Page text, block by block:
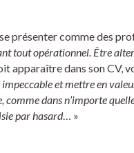
présenter comme des
tout opérationnel. Être
apparaître dans son CV,
et mettre en
comme dans n’importe
par hasard… »